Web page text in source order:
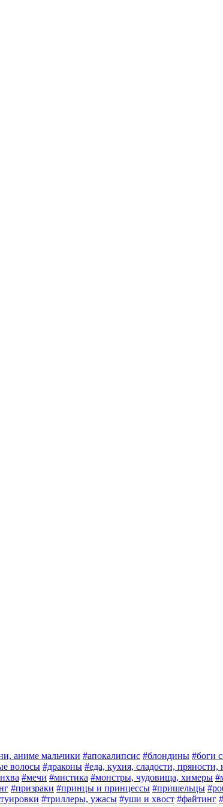
аниме мальчики #апокалипсис #блондины #боги
волосы #драконы #еда, кухня, сладости, пряности,
#мечи #мистика #монстры, чудовища, химеры
#призраки #принцы и принцессы #пришельцы
#триллеры, ужасы #уши и хвост #файтинг